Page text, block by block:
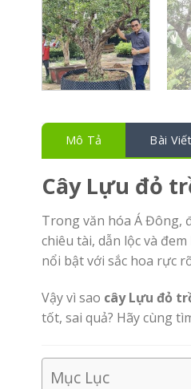
Mô Tả Bài
Cây Lựu đỏ
Trong văn hóa Á Đông,
chiêu tài, dẫn lộc và
nổi bật với sắc hoa rực
Vậy vì sao cây Lựu đỏ
tốt, sai quả? Hãy cùng
Mục Lục